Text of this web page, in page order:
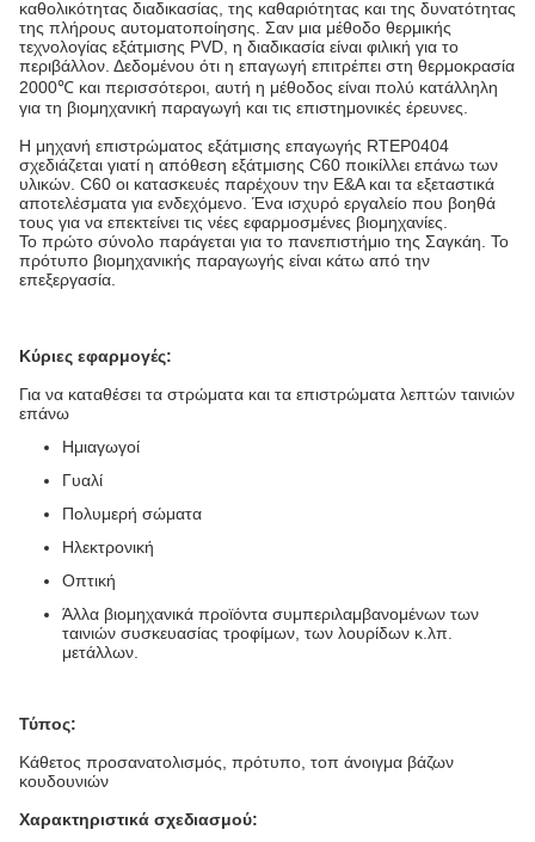
καθολικότητας διαδικασίας, της καθαριότητας και της δυνατότητας
της πλήρους αυτοματοποίησης. Σαν μια μέθοδο θερμικής
τεχνολογίας εξάτμισης PVD, η διαδικασία είναι φιλική για το
περιβάλλον. Δεδομένου ότι η επαγωγή επιτρέπει στη θερμοκρασία
2000℃ και περισσότεροι, αυτή η μέθοδος είναι πολύ κατάλληλη
για τη βιομηχανική παραγωγή και τις επιστημονικές έρευνες.
Η μηχανή επιστρώματος εξάτμισης επαγωγής RTEP0404
σχεδιάζεται γιατί η απόθεση εξάτμισης C60 ποικίλλει επάνω των
υλικών. C60 οι κατασκευές παρέχουν την Ε&Α και τα εξεταστικά
αποτελέσματα για ενδεχόμενο. Ένα ισχυρό εργαλείο που βοηθά
τους για να επεκτείνει τις νέες εφαρμοσμένες βιομηχανίες.
Το πρώτο σύνολο παράγεται για το πανεπιστήμιο της Σαγκάη. Το
πρότυπο βιομηχανικής παραγωγής είναι κάτω από την
επεξεργασία.
Κύριες εφαρμογές:
Για να καταθέσει τα στρώματα και τα επιστρώματα λεπτών ταινιών
επάνω
Ημιαγωγοί
Γυαλί
Πολυμερή σώματα
Ηλεκτρονική
Οπτική
Άλλα βιομηχανικά προϊόντα συμπεριλαμβανομένων των
ταινιών συσκευασίας τροφίμων, των λουρίδων κ.λπ.
μετάλλων.
Τύπος:
Κάθετος προσανατολισμός, πρότυπο, τοπ άνοιγμα βάζων
κουδουνιών
Χαρακτηριστικά σχεδιασμού: